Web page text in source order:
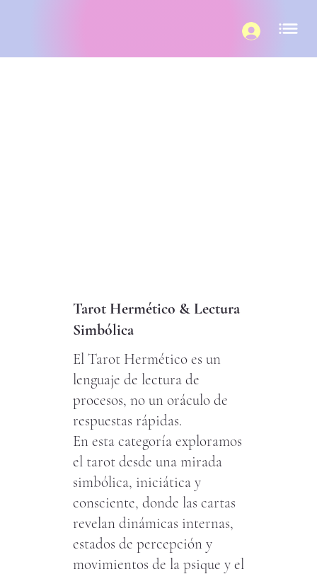
Tarot Hermético & Lectura
Simbólica
El Tarot Hermético es un
lenguaje de lectura de
procesos, no un oráculo de
respuestas rápidas.
En esta categoría exploramos
el tarot desde una mirada
simbólica, iniciática y
consciente, donde las cartas
revelan dinámicas internas,
estados de percepción y
movimientos de la psique y el